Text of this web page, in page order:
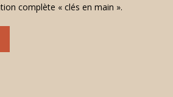
complète « clés en main ».